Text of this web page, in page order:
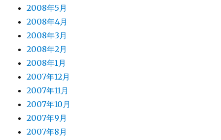
2008年5月
2008年4月
2008年3月
2008年2月
2008年1月
2007年12月
2007年11月
2007年10月
2007年9月
2007年8月